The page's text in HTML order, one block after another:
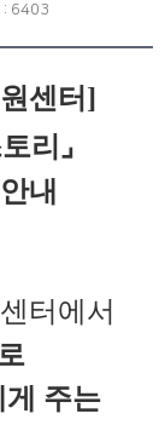
: 6403
센터]
리⌟
내
터에서
게 주는